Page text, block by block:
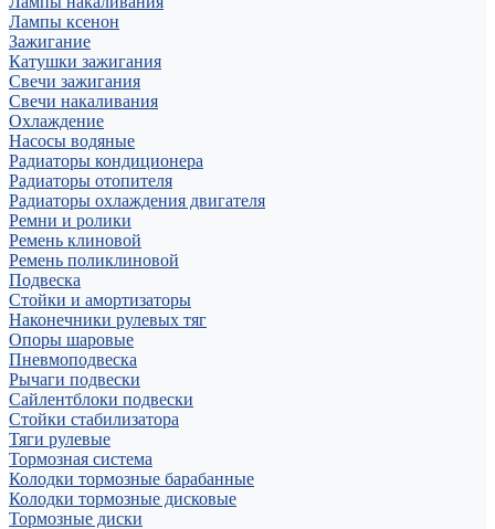
Лампы ксенон
Зажигание
Катушки зажигания
Свечи зажигания
Свечи накаливания
Охлаждение
Насосы водяные
Радиаторы кондиционера
Радиаторы отопителя
Радиаторы охлаждения двигателя
Ремни и ролики
Ремень клиновой
Ремень поликлиновой
Подвеска
Стойки и амортизаторы
Наконечники рулевых тяг
Опоры шаровые
Пневмоподвеска
Рычаги подвески
Сайлентблоки подвески
Стойки стабилизатора
Тяги рулевые
Тормозная система
Колодки тормозные барабанные
Колодки тормозные дисковые
Тормозные диски